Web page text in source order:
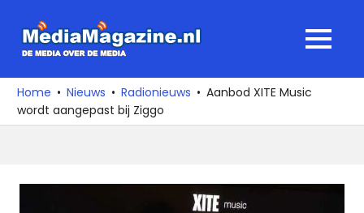
naar
media
over
de
MENU
Home Nieuws Radionieuws
Aanbod XITE Music
wordt aangepast bij Ziggo